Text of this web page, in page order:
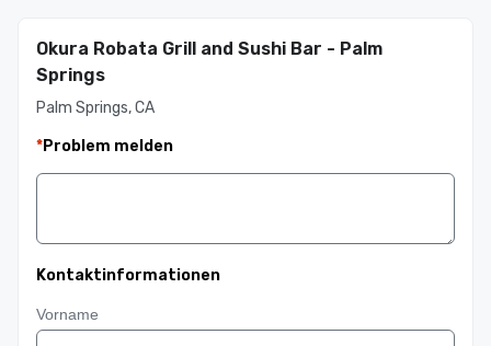
Okura Robata Grill and Sushi Bar - Palm
Springs
Palm Springs, CA
*Problem melden
Kontaktinformationen
Vorname